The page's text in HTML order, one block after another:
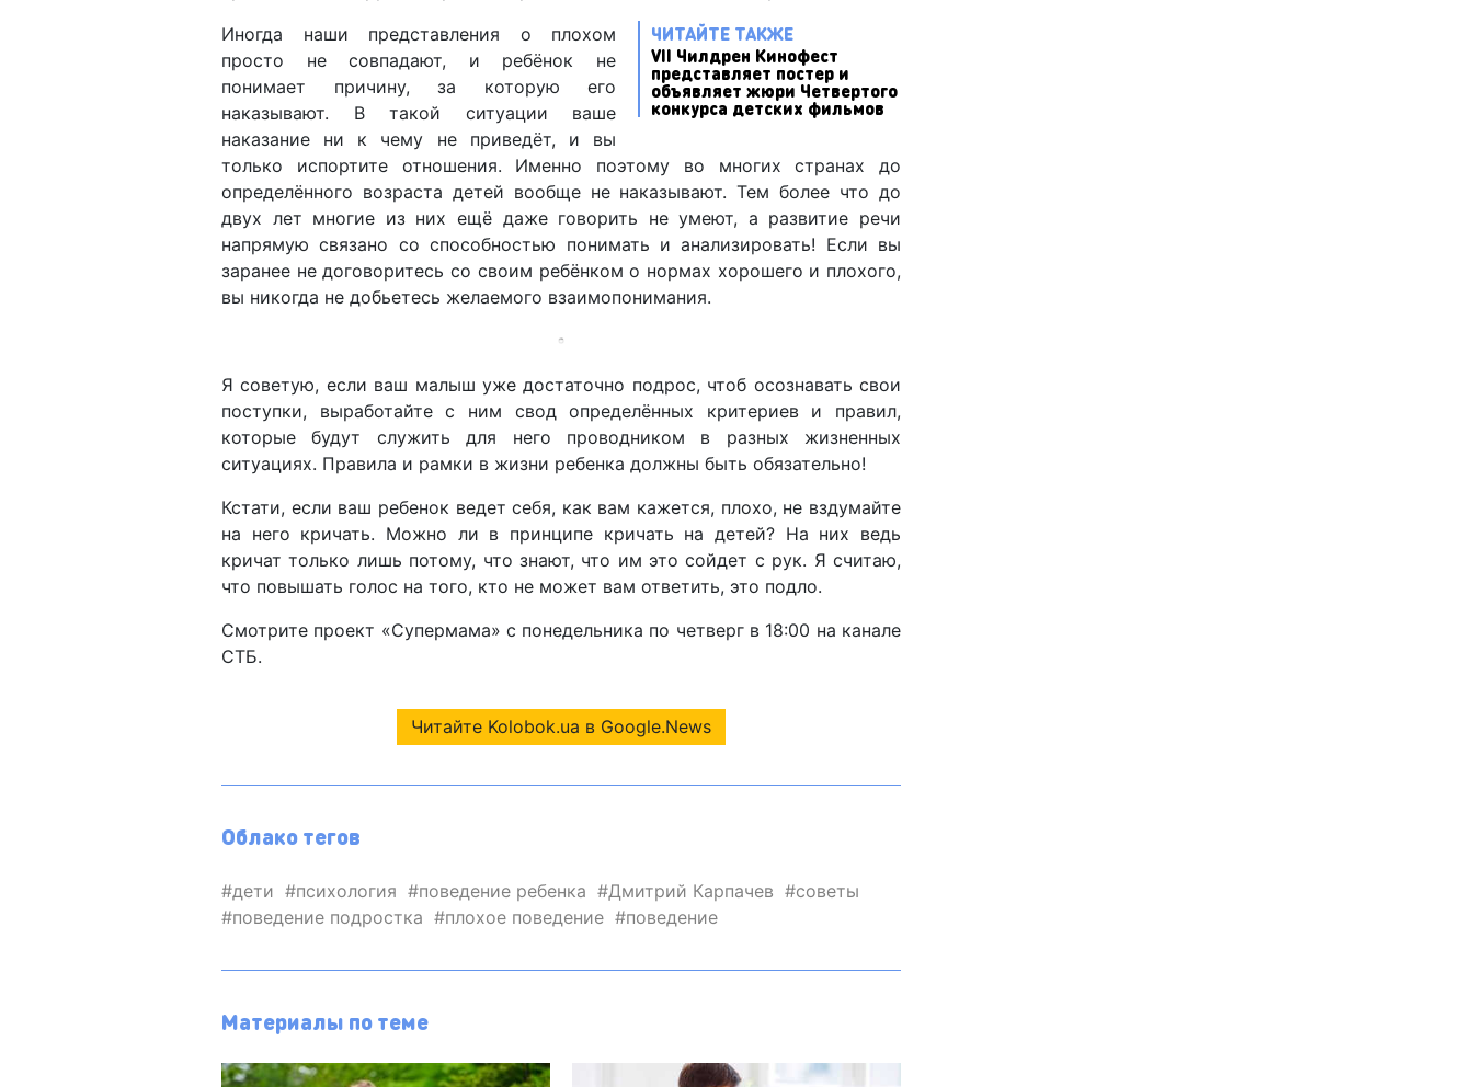
ЧИТАЙТЕ ТАКЖЕ
VII Чилдрен Кинофест
представляет постер и
объявляет жюри Четвертого
конкурса детских фильмов
Иногда наши представления о плохом
просто не совпадают, и ребёнок не
понимает причину, за которую его
наказывают. В такой ситуации ваше
наказание ни к чему не приведёт, и вы
только испортите отношения. Именно поэтому во многих странах до
определённого возраста детей вообще не наказывают. Тем более что до
двух лет многие из них ещё даже говорить не умеют, а развитие речи
напрямую связано со способностью понимать и анализировать! Если вы
заранее не договоритесь со своим ребёнком о нормах хорошего и плохого,
вы никогда не добьетесь желаемого взаимопонимания.
Я советую, если ваш малыш уже достаточно подрос, чтоб осознавать свои
поступки, выработайте с ним свод определённых критериев и правил,
которые будут служить для него проводником в разных жизненных
ситуациях. Правила и рамки в жизни ребенка должны быть обязательно!
Кстати, если ваш ребенок ведет себя, как вам кажется, плохо, не вздумайте
на него кричать. Можно ли в принципе кричать на детей? На них ведь
кричат только лишь потому, что знают, что им это сойдет с рук. Я считаю,
что повышать голос на того, кто не может вам ответить, это подло.
Смотрите проект «Супермама» с понедельника по четверг в 18:00 на канале
СТБ.
Читайте Kolobok.ua в Google.News
Облако тегов
дети психология поведение ребенка Дмитрий Карпачев
советы
поведение подростка
плохое поведение поведение
Материалы по теме